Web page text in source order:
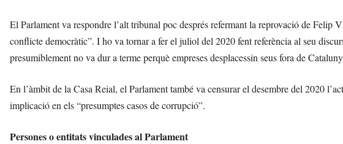
El Parlament va respondre l’alt tribunal poc després refermant la reprovació de Felip
conflicte democràtic”. I ho va tornar a fer el juliol del 2020 fent referència al seu
presumiblement no va dur a terme perquè empreses desplacessin seus fora de
En l’àmbit de la Casa Reial, el Parlament també va censurar el desembre del 2020
implicació en els “presumptes casos de corrupció”.
Persones o entitats vinculades al Parlament